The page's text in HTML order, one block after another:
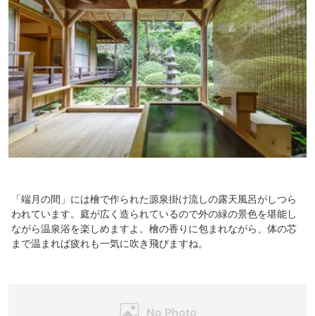
「端月の間」には檜で作られた源泉掛け流しの露天風呂がしつら
われています。庭が広く造られているので外の緑の景色を堪能し
ながら温泉浴を楽しめますよ。檜の香りに包まれながら、体の芯
まで温まれば疲れも一気に吹き飛びますね。